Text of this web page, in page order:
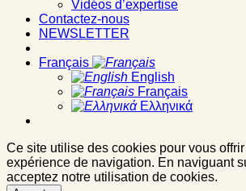
Vidéos d’expertise
Contactez-nous
NEWSLETTER
Français
English
Français
Ελληνικά
Ce site utilise des cookies pour vous
expérience de navigation. En naviguant
acceptez notre utilisation de cookies.